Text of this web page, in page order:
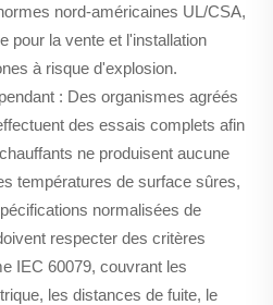
nord-américaines UL/CSA,
pour la vente et l'installation
à risque d'explosion.
: Des organismes agréés
des essais complets afin
ne produisent aucune
températures de surface sûres,
normalisées de
respecter des critères
IEC 60079, couvrant les
les distances de fuite, le